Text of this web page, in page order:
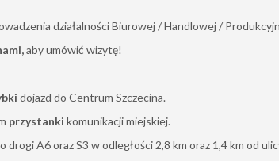
działalności Biurowej / Handlowej /
aby umówić wizytę!
dojazd do Centrum Szczecina.
przystanki komunikacji miejskiej.
drogi A6 oraz S3 w odległości 2,8 km oraz 1,4 km od